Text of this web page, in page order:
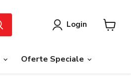
Login
Oferte Speciale